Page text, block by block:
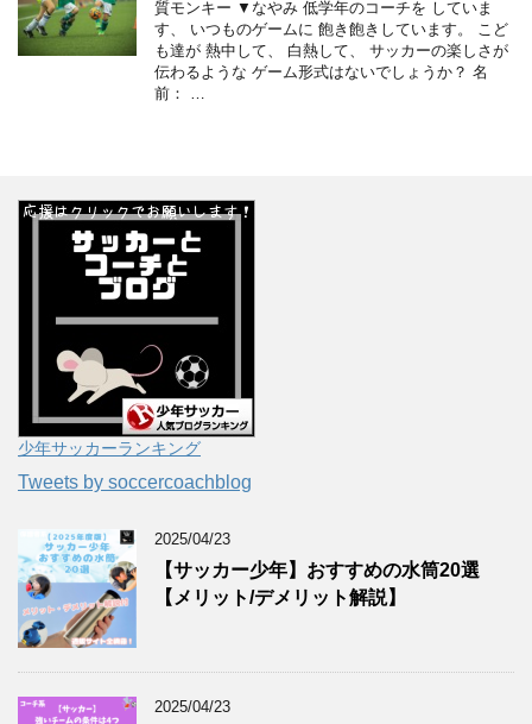
質モンキー ▼なやみ 低学年のコーチを していま
す、 いつものゲームに 飽き飽きしています。 こど
も達が 熱中して、 白熱して、 サッカーの楽しさが
伝わるような ゲーム形式はないでしょうか？ 名
前： …
少年サッカーランキング
Tweets by soccercoachblog
2025/04/23
【サッカー少年】おすすめの水筒20選
【メリット/デメリット解説】
2025/04/23